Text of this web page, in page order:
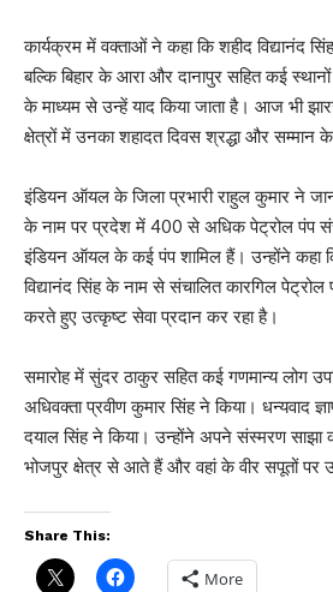
कार्यक्रम में वक्ताओं ने कहा कि शहीद विद्यानंद
बल्कि बिहार के आरा और दानापुर सहित कई
के माध्यम से उन्हें याद किया जाता है। आज भी
क्षेत्रों में उनका शहादत दिवस श्रद्धा और सम्मान
इंडियन ऑयल के जिला प्रभारी राहुल कुमार ने
के नाम पर प्रदेश में 400 से अधिक पेट्रोल पंप
इंडियन ऑयल के कई पंप शामिल हैं। उन्होंने कहा
विद्यानंद सिंह के नाम से संचालित कारगिल
करते हुए उत्कृष्ट सेवा प्रदान कर रहा है।
समारोह में सुंदर ठाकुर सहित कई गणमान्य लोग
अधिवक्ता प्रवीण कुमार सिंह ने किया। धन्यवाद
दयाल सिंह ने किया। उन्होंने अपने संस्मरण साझा
भोजपुर क्षेत्र से आते हैं और वहां के वीर सपूतों पर
Share This:
More